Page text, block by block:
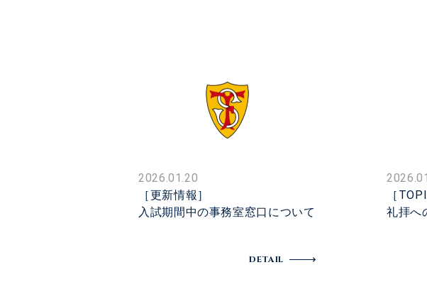
2026.01.20
［更新情報］
入試期間中の事務室窓口について
DETAIL
［
礼拝へ